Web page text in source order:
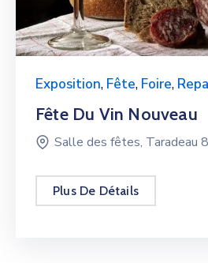
Exposition, Fête, Foire,
Fête Du Vin Nouveau
Salle des fêtes, Taradeau
Plus De Détails